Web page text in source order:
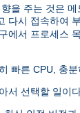
을 주는 것은
다시 접속하여
에서 프로세스
빠른 CPU, 충
서 선택할 일이